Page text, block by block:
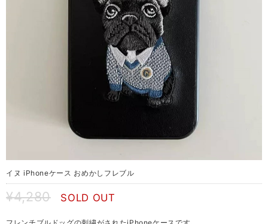
イヌ iPhoneケース おめかしフレブル
¥4,280 SOLD OUT